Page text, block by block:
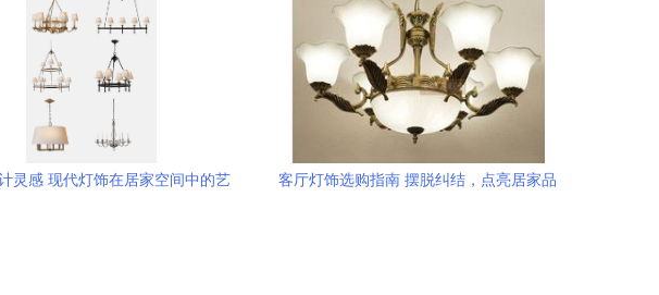
灵感 现代灯饰在居家空间中的艺
客厅灯饰选购指南 摆脱纠结，点亮居家品